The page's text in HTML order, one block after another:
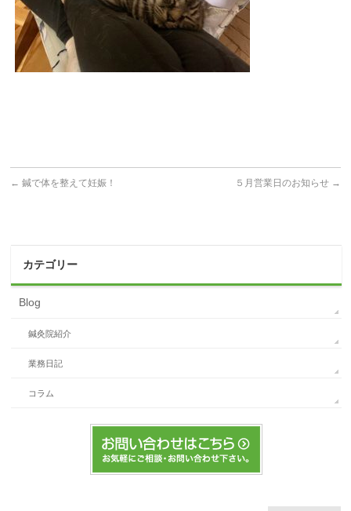
← 鍼で体を整えて妊娠！ ５月営業日のお知らせ →
カテゴリー
Blog
鍼灸院紹介
業務日記
コラム